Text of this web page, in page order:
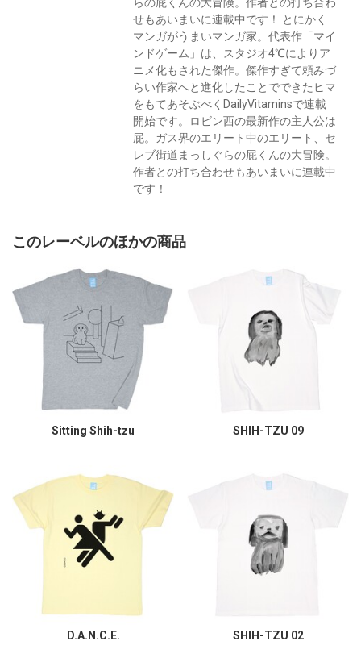
せもあいまいに連載中です！ とにかく
マンガがうまいマンガ家。代表作「マイ
ンドゲーム」は、スタジオ4℃によりア
ニメ化もされた傑作。傑作すぎて頼みづ
らい作家へと進化したことでできたヒマ
をもてあそぶべくDailyVitaminsで連載
開始です。ロビン西の最新作の主人公は
屁。ガス界のエリート中のエリート、セ
レブ街道まっしぐらの屁くんの大冒険。
作者との打ち合わせもあいまいに連載中
です！
このレーベルのほかの商品
Sitting Shih-tzu SHIH-TZU 09
D.A.N.C.E. SHIH-TZU 02